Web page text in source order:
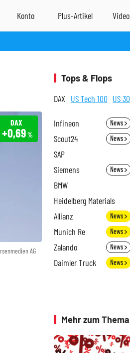
AG
DAX
+0,69%
Tops & Flops
DAX US Tech 100 US 30
Infineon News
Scout24 News
SAP
Siemens News
BMW
Heidelberg Materials
Allianz News
Munich Re News
Zalando News
Daimler Truck News
Mehr zum Thema